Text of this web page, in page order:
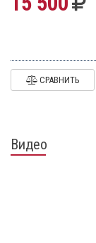
СРАВНИТЬ
Видео